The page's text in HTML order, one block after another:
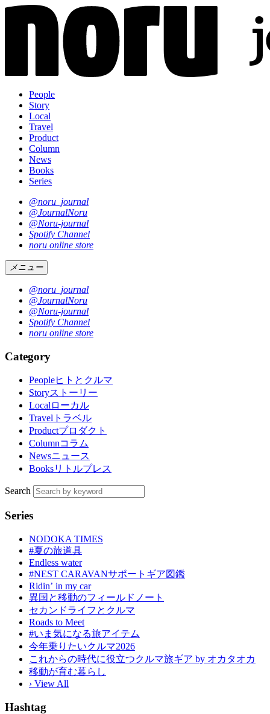
People
Story
Local
Travel
Product
Column
News
Books
Series
@noru_journal
@JournalNoru
@Noru-journal
Spotify Channel
noru online store
メニュー
@noru_journal
@JournalNoru
@Noru-journal
Spotify Channel
noru online store
Category
Peopleヒトとクルマ
Storyストーリー
Localローカル
Travel トラベル
Productプロダクト
Columnコラム
Newsニュース
Booksリトルプレス
Search
Series
NODOKA TIMES
#夏の旅道具
Endless water
#NEST CARAVANサポートギア図鑑
Ridinʼ in my car
異国と移動のフィールドノート
セカンドライフとクルマ
Roads to Meet
#いま気になる旅アイテム
今年乗りたいクルマ2026
これからの時代に役立つクルマ旅ギア by オカタオカ
移動が育む暮らし
› View All
Hashtag